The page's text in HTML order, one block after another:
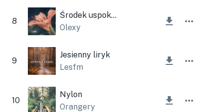
8
Środek uspokajający
Olexy
9
Jesienny liryk
Lesfm
10
Nylon
Orangery